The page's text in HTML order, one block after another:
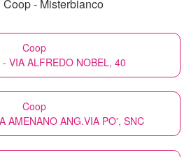
Coop - Misterbianco
Coop
VIA ALFREDO NOBEL, 40
Coop
AMENANO ANG.VIA PO', SNC